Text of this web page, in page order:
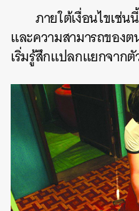
ภายใต้เงื่อนไขเช่
และความสามารถของ
เริ่มรู้สึกแปลกแยกจาก